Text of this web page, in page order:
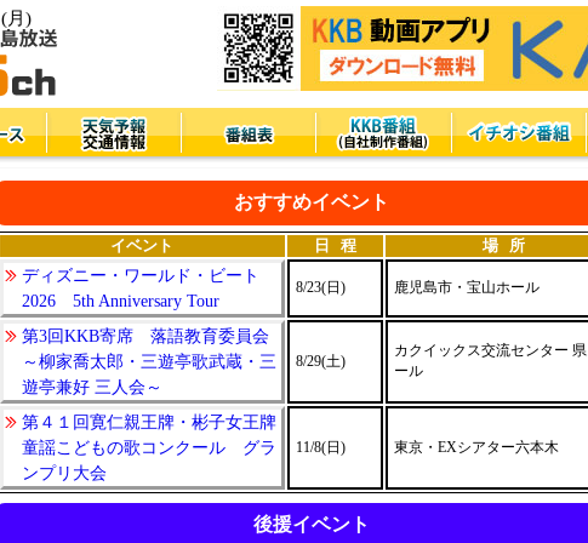
(月)
おすすめイベント
イベント 日 程
場 所
ディズニー・ワールド・ビート
2026 5th Anniversary Tour
8/23(日) 鹿児島市・宝山ホール
第3回KKB寄席 落語教育委員会
～柳家喬太郎・三遊亭歌武蔵・三
遊亭兼好 三人会～
8/29(土)
カクイックス交流センター
ール
第４１回寛仁親王牌・彬子女王牌
童謡こどもの歌コンクール グラ
ンプリ大会
11/8(日) 東京・EXシアター六本木
後援イベント